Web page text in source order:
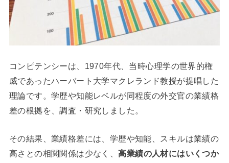
コンピテンシーは、1970年代、当時心理学の世界的権
威であったハーバート大学マクレランド教授が提唱した
理論です。学歴や知能レベルが同程度の外交官の業績格
差の根拠を、調査・研究しました。
その結果、業績格差には、学歴や知能、スキルは業績の
高さとの相関関係は少なく、高業績の人材にはいくつか